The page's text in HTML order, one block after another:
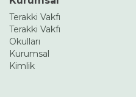
Terakki Vakfı
Terakki Vakfı
Okulları
Kurumsal
Kimlik